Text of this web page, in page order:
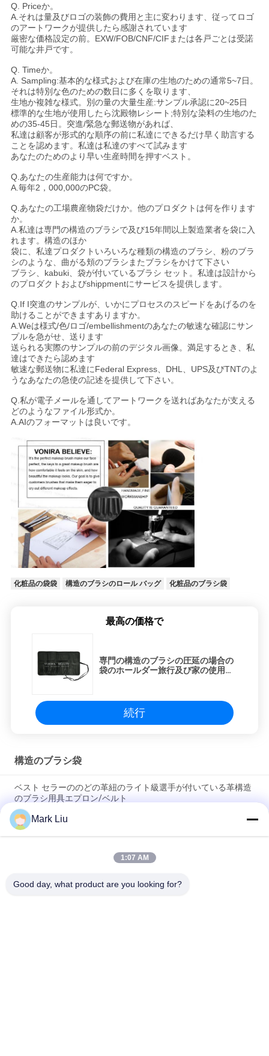
Q. Priceか。
A.それは量及びロゴの装飾の費用と主に変わります、従ってロゴ
のアートワークが提供したら感謝されています
厳密な価格設定の前。EXW/FOB/CNF/CIFまたは各戸ごとは受諾
可能な井戸です。
Q. Timeか。
A. Sampling:基本的な様式および在庫の生地のための通常5~7日。
それは特別な色のための数日に多くを取ります、
生地か複雑な様式。別の量の大量生産:サンプル承認に20~25日
標準的な生地が使用したら沈殿物レシート;特別な染料の生地のた
めの35-45日。突進/緊急な郵送物があれば、
私達は顧客が形式的な順序の前に私達にできるだけ早く助言する
ことを認めます。私達は私達のすべて試みます
あなたのためのより早い生産時間を押すベスト。
Q.あなたの生産能力は何ですか。
A.毎年2，000,000のPC袋。
Q.あなたの工場農産物袋だけか。他のプロダクトは何を作ります
か。
A.私達は専門の構造のブラシで及び15年間以上製造業者を袋に入
れます。構造のほか
袋に、私達プロダクトいろいろな種類の構造のブラシ、粉のブラ
シのような、曲がる頬のブラシまたブラシをかけて下さい
ブラシ、kabuki、袋が付いているブラシ セット。私達は設計から
のプロダクトおよびshippmentにサービスを提供します。
Q.If I突進のサンプルが、いかにプロセスのスピードをあげるのを
助けることができますありますか。
A.Weは様式/色/ロゴ/embellishmentのあなたの敏速な確認にサン
プルを急がせ、送ります
送られる実際のサンプルの前のデジタル画像。満足するとき、私
達はできたら認めます
敏速な郵送物に私達にFederal Express、DHL、UPS及びTNTのよ
うなあなたの急使の記述を提供して下さい。
Q.私が電子メールを通してアートワークを送ればあなたが支える
どのようなファイル形式か。
A.AIのフォーマットは良いです。
化粧品の袋袋 構造のブラシのロール バッグ 化粧品のブラシ袋
最高の価格で
専門の構造のブラシの圧延の場合の
袋のホールダー旅行及び家の使用の
続行
構造のブラシ袋
ベスト セラーののどの革紐のライト級選手が付いている革構造
のブラシ用具エプロン/ベルト
PUの筆箱の袋の波の縞のジッパーの閉鎖旅行化粧品の構造袋の
かわいいペンの文房具のホールダー
専門の構造のブラシ ロール袋の洗面用品のホールダーのペンの
Mark Liu
1:07 AM
Good day, what product are you looking for?